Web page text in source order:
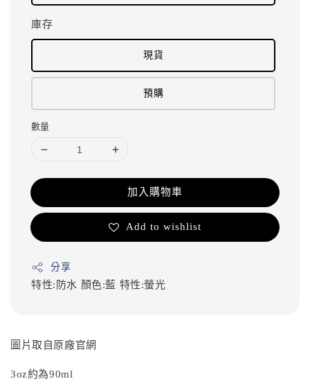
庫存
現貨
預購
數量
加入購物車
Add to wishlist
分享
特性:防水 顏色:藍 特性:螢光
圖片取自原廠官網
3oz約為90ml